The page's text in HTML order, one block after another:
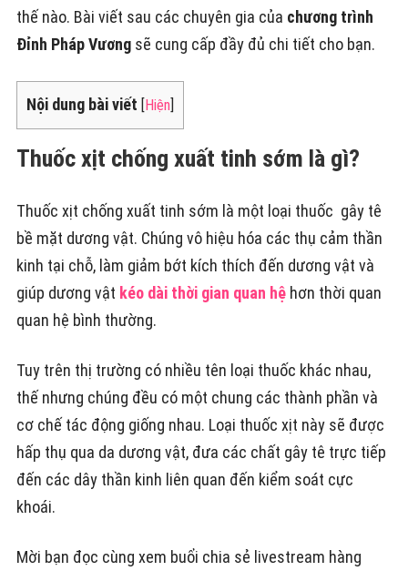
thế nào. Bài viết sau các chuyên gia của chương trình
Đỉnh Pháp Vươngsẽ cung cấp đầy đủ chi tiết cho bạn.
Nội dung bài viết [Hiện]
Thuốc xịt chống xuất tinh sớm là gì?
Thuốc xịt chống xuất tinh sớm là một loại thuốc gây tê
bề mặt dương vật. Chúng vô hiệu hóa các thụ cảm thần
kinh tại chỗ, làm giảm bớt kích thích đến dương vật và
giúp dương vật kéo dài thời gian quan hệhơn thời quan
quan hệ bình thường.
Tuy trên thị trường có nhiều tên loại thuốc khác nhau,
thế nhưng chúng đều có một chung các thành phần và
cơ chế tác động giống nhau. Loại thuốc xịt này sẽ được
hấp thụ qua da dương vật, đưa các chất gây tê trực tiếp
đến các dây thần kinh liên quan đến kiểm soát cực
khoái.
Mời bạn đọc cùng xem buổi chia sẻ livestream hàng